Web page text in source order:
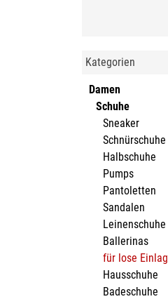
Kategorien
Damen
Schuhe
Sneaker
Schnürschuhe
Halbschuhe
Pumps
Pantoletten
Sandalen
Leinenschuhe
Ballerinas
für lose
Hausschuhe
Badeschuhe